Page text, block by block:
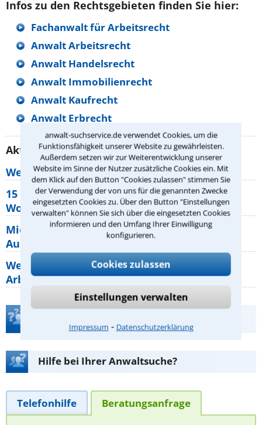
anwalt-suchservice.de verwendet Cookies, um die
Funktionsfähigkeit unserer Website zu gewährleisten.
Außerdem setzen wir zur Weiterentwicklung unserer
Website im Sinne der Nutzer zusätzliche Cookies ein. Mit
dem Klick auf den Button "Cookies zulassen" stimmen Sie
der Verwendung der von uns für die genannten Zwecke
eingesetzten Cookies zu. Über den Button "Einstellungen
verwalten" können Sie sich über die eingesetzten Cookies
informieren und den Umfang Ihrer Einwilligung
konfigurieren.
Cookies zulassen
Einstellungen verwalten
Impressum ⁃ Datenschutzerklärung
Infos zu den Rechtsgebieten finden Sie hier:
Fachanwalt für Arbeitsrecht
Anwalt Arbeitsrecht
Anwalt Handelsrecht
Anwalt Immobilienrecht
Anwalt Kaufrecht
Anwalt Erbrecht
Aktuelle Rechtstipps unserer Redaktion
Wer muss Zweitwohnungssteuer zahlen?
15 elementare Rechte, die jeder
Wohnungseigentümer kennen sollte
Mietpreisbremse 2026: Alle Regeln,
Ausnahmen und Rechte für Mieter
Welche Regeln für Teilnahme, Urlaub,
Arbeitszeit gelten beim
Hilfe bei Ihrer Anwaltsuche?
Telefonhilfe Beratungsanfrage